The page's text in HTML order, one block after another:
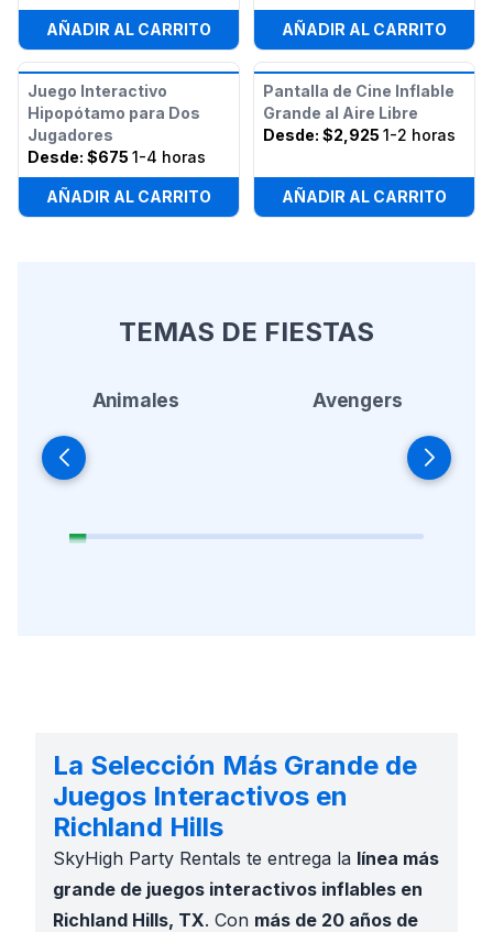
AÑADIR AL CARRITO AÑADIR AL CARRITO
Juego Interactivo
Hipopótamo para Dos
Jugadores
Desde: $675 1-4 horas
AÑADIR AL CARRITO
Pantalla de Cine Inflable
Grande al Aire Libre
Desde: $2,925 1-2 horas
AÑADIR AL CARRITO
TEMAS DE FIESTAS
Animales Avengers
La Selección Más Grande de
Juegos Interactivos en
Richland Hills
SkyHigh Party Rentals te entrega la línea más
grande de juegos interactivos inflables en
Richland Hills, TX. Con más de 20 años de